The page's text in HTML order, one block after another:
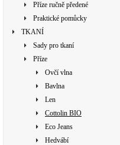
Příze ručně předené
Praktické pomůcky
TKANÍ
Sady pro tkaní
Příze
Ovčí vlna
Bavlna
Len
Cottolin BIO
Eco Jeans
Hedvábí